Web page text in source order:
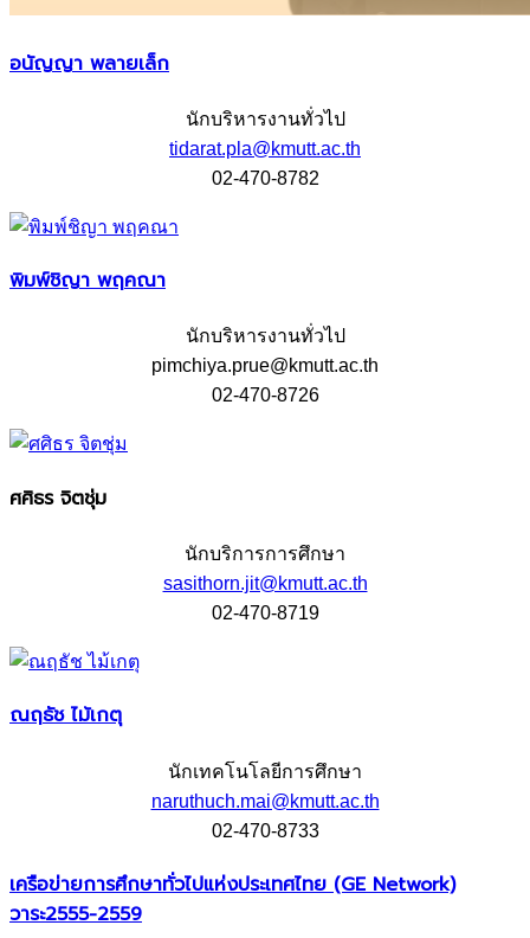
อนัญญา พลายเล็ก
นักบริหารงานทั่วไป
tidarat.pla@kmutt.ac.th
02-470-8782
พิมพ์ชิญา พฤคณา
นักบริหารงานทั่วไป
pimchiya.prue@kmutt.ac.th
02-470-8726
ศศิธร จิตชุ่ม
นักบริการการศึกษา
sasithorn.jit@kmutt.ac.th
02-470-8719
ณฤธัช ไม้เกตุ
นักเทคโนโลยีการศึกษา
naruthuch.mai@kmutt.ac.th
02-470-8733
เครือข่ายการศึกษาทั่วไปแห่งประเทศไทย (GE Network)​
วาระ2555-2559